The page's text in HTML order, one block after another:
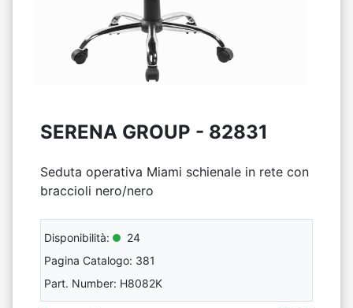
SERENA GROUP - 82831
Seduta operativa Miami schienale in rete con
braccioli nero/nero
Disponibilità:
24
Pagina Catalogo: 381
Part. Number: H8082K